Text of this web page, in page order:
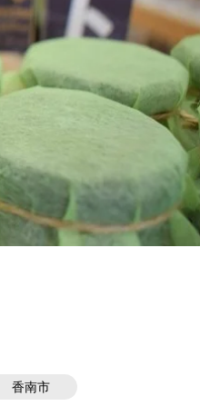
香南市